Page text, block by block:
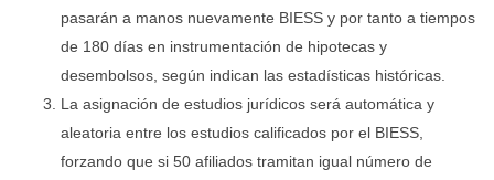
pasarán a manos nuevamente BIESS y por tanto a tiempos
de 180 días en instrumentación de hipotecas y
desembolsos, según indican las estadísticas históricas.
La asignación de estudios jurídicos será automática y
aleatoria entre los estudios calificados por el BIESS,
forzando que si 50 afiliados tramitan igual número de